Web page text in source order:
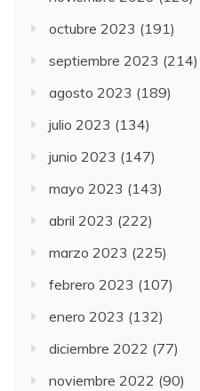
octubre 2023 (191)
septiembre 2023 (214)
agosto 2023 (189)
julio 2023 (134)
junio 2023 (147)
mayo 2023 (143)
abril 2023 (222)
marzo 2023 (225)
febrero 2023 (107)
enero 2023 (132)
diciembre 2022 (77)
noviembre 2022 (90)